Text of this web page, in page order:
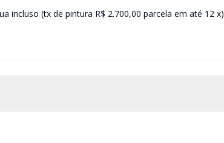
incluso (tx de pintura R$ 2.700,00 parcela em até 12 x)